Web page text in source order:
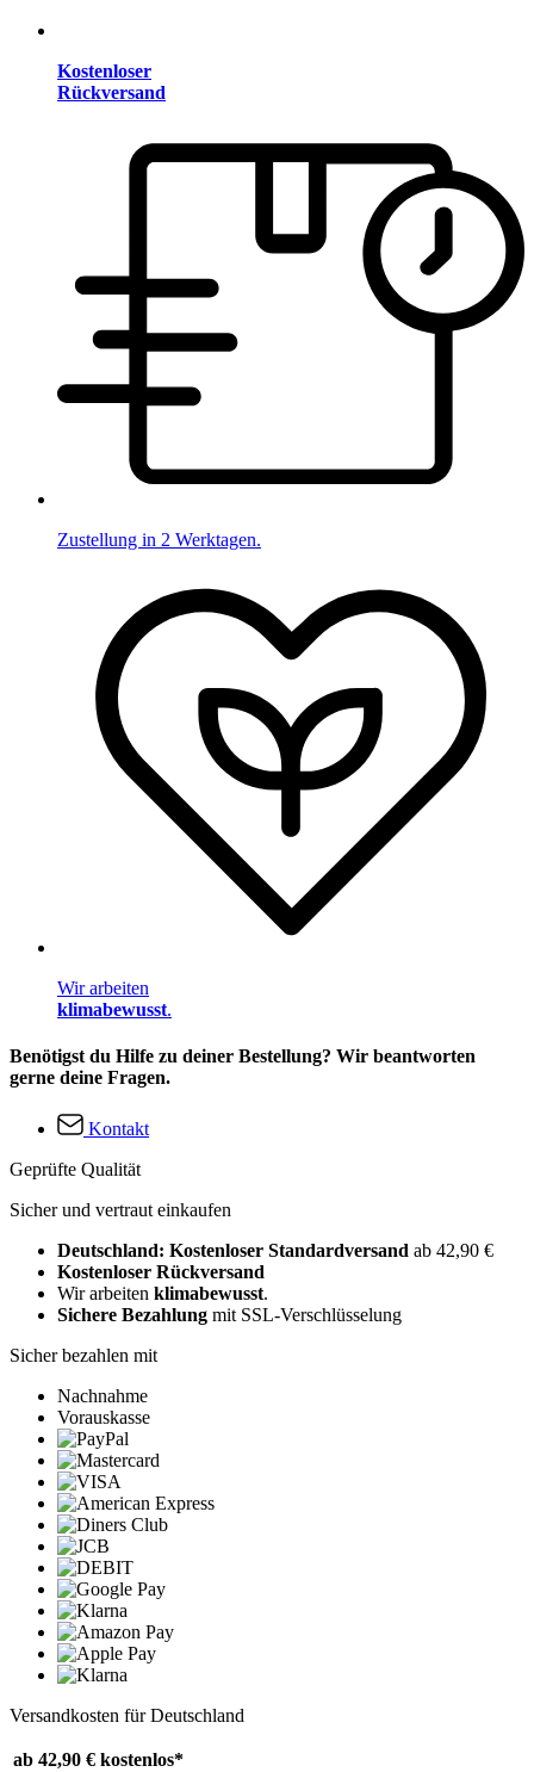
Kostenloser
Rückversand
Zustellung in 2 Werktagen.
Wir arbeiten
klimabewusst.
Benötigst du Hilfe zu deiner Bestellung? Wir beantworten
gerne deine Fragen.
Kontakt
Geprüfte Qualität
Sicher und vertraut einkaufen
Deutschland: Kostenloser Standardversand ab 42,90 €
Kostenloser Rückversand
Wir arbeiten klimabewusst.
Sichere Bezahlung mit SSL-Verschlüsselung
Sicher bezahlen mit
Nachnahme
Vorauskasse
Versandkosten für Deutschland
ab 42,90 € kostenlos*